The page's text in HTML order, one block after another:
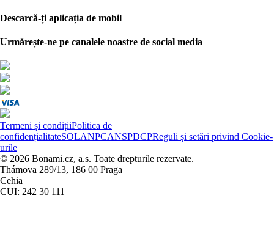
Descarcă-ți aplicația de mobil
Urmărește-ne pe canalele noastre de social media
Termeni și condițiiPolitica de
confidențialitateSOLANPCANSPDCPReguli și setări privind Cookie-
urile
© 2026 Bonami.cz, a.s. Toate drepturile rezervate.
Thámova 289/13, 186 00 Praga
Cehia
CUI: 242 30 111